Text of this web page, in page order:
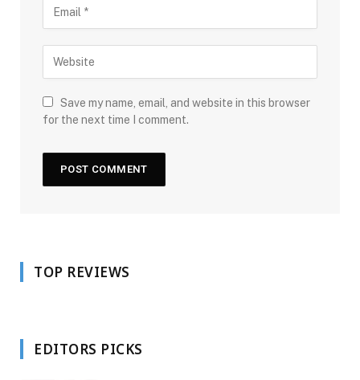
Save my name, email, and website in this browser
for the next time I comment.
TOP REVIEWS
EDITORS PICKS